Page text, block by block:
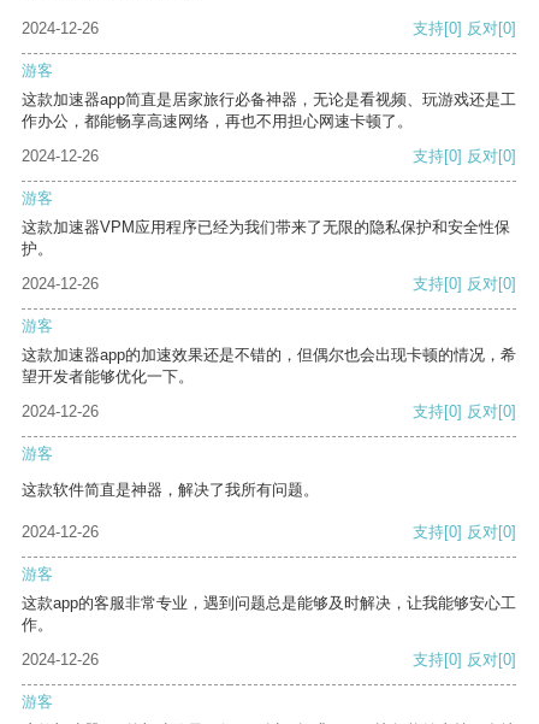
2024-12-26 支持[0] 反对[0]
游客
这款加速器app简直是居家旅行必备神器，无论是看视频、玩游戏还是工
作办公，都能畅享高速网络，再也不用担心网速卡顿了。
2024-12-26
支持[0] 反对[0]
游客
这款加速器VPM应用程序已经为我们带来了无限的隐私保护和安全性保
护。
2024-12-26
支持[0] 反对[0]
游客
这款加速器app的加速效果还是不错的，但偶尔也会出现卡顿的情况，希
望开发者能够优化一下。
2024-12-26
支持[0] 反对[0]
游客
这款软件简直是神器，解决了我所有问题。
2024-12-26 支持[0] 反对[0]
游客
这款app的客服非常专业，遇到问题总是能够及时解决，让我能够安心工
作。
2024-12-26
支持[0] 反对[0]
游客